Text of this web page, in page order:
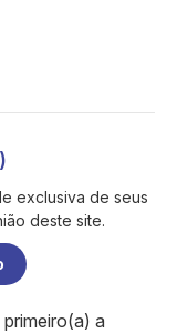
exclusiva de seus
deste site.
a